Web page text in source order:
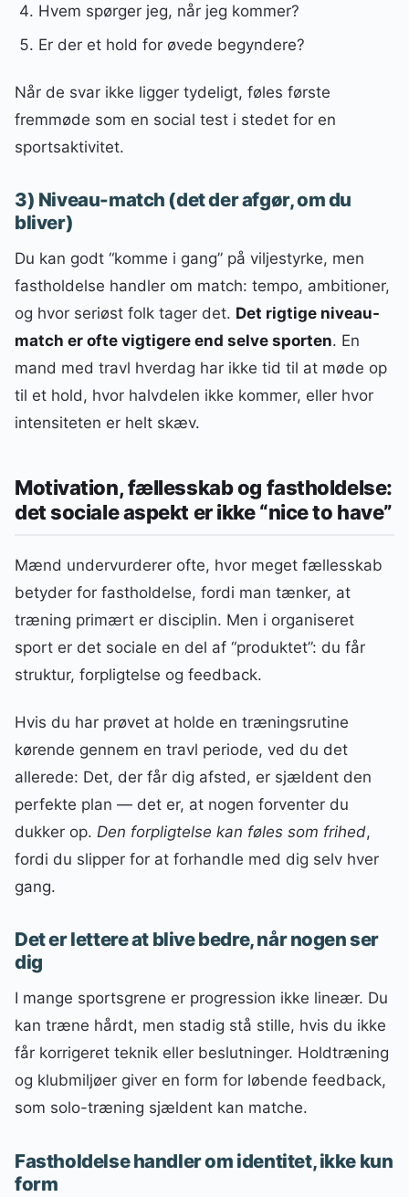
Hvem spørger jeg, når jeg kommer?
Er der et hold for øvede begyndere?
Når de svar ikke ligger tydeligt, føles første
fremmøde som en social test i stedet for en
sportsaktivitet.
3) Niveau-match (det der afgør, om du
bliver)
Du kan godt “komme i gang” på viljestyrke, men
fastholdelse handler om match: tempo, ambitioner,
og hvor seriøst folk tager det. Det rigtige niveau-
match er ofte vigtigere end selve sporten. En
mand med travl hverdag har ikke tid til at møde op
til et hold, hvor halvdelen ikke kommer, eller hvor
intensiteten er helt skæv.
Motivation, fællesskab og fastholdelse:
det sociale aspekt er ikke “nice to have”
Mænd undervurderer ofte, hvor meget fællesskab
betyder for fastholdelse, fordi man tænker, at
træning primært er disciplin. Men i organiseret
sport er det sociale en del af “produktet”: du får
struktur, forpligtelse og feedback.
Hvis du har prøvet at holde en træningsrutine
kørende gennem en travl periode, ved du det
allerede: Det, der får dig afsted, er sjældent den
perfekte plan — det er, at nogen forventer du
dukker op. Den forpligtelse kan føles som frihed,
fordi du slipper for at forhandle med dig selv hver
gang.
Det er lettere at blive bedre, når nogen ser
dig
I mange sportsgrene er progression ikke lineær. Du
kan træne hårdt, men stadig stå stille, hvis du ikke
får korrigeret teknik eller beslutninger. Holdtræning
og klubmiljøer giver en form for løbende feedback,
som solo-træning sjældent kan matche.
Fastholdelse handler om identitet, ikke kun
form